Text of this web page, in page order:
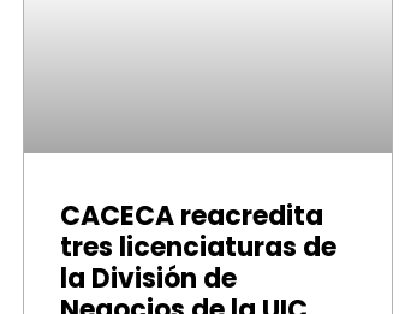
CACECA reacredita
tres licenciaturas de
la División de